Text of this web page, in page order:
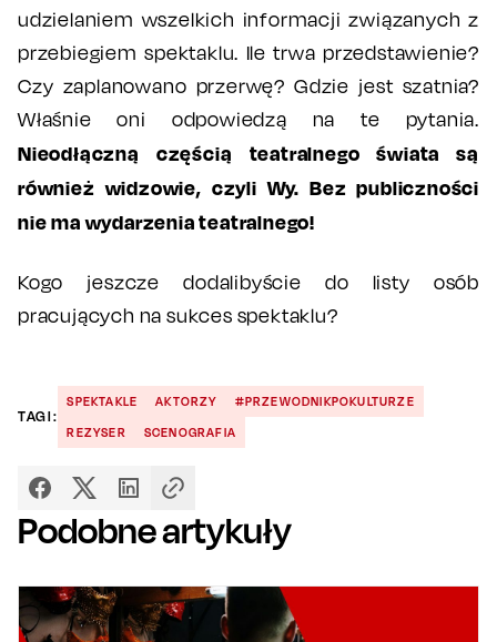
udzielaniem wszelkich informacji związanych z
przebiegiem spektaklu. Ile trwa przedstawienie?
Czy zaplanowano przerwę? Gdzie jest szatnia?
Właśnie oni odpowiedzą na te pytania.
Nieodłączną częścią teatralnego świata są
również widzowie, czyli Wy. Bez publiczności
nie ma wydarzenia teatralnego!
Kogo jeszcze dodalibyście do listy osób
pracujących na sukces spektaklu?
TAGI:
SPEKTAKLE AKTORZY
#PRZEWODNIKPOKULTURZE
REZYSER
SCENOGRAFIA
Podobne artykuły